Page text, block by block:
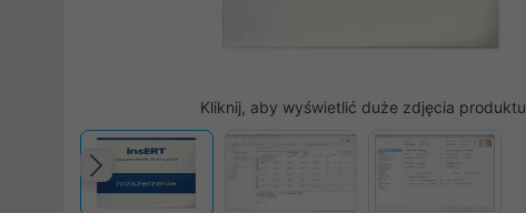
Kliknij, aby wyświetlić duże zdjęcia produktu
Poprzedni